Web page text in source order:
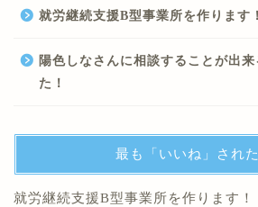
就労継続支援B型事業所を作ります！
陽色しなさんに相談することが出
た！
最も「いいね」され
就労継続支援B型事業所を作ります！